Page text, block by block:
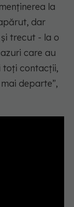
la
dar
trecut - la o
care au
toți contacții,
departe”,